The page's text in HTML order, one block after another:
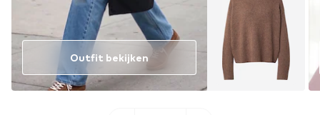
Outfit bekijken